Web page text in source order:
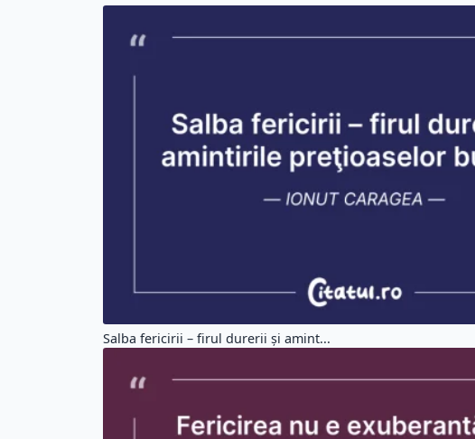
Salba fericirii – firul durerii şi amint...